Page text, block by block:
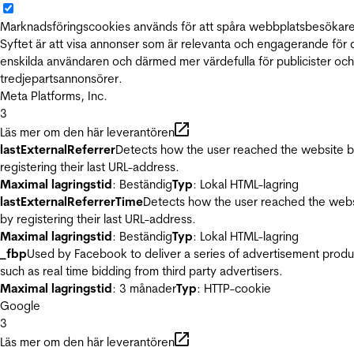
Marknadsföringscookies används för att spåra
Syftet är att visa annonser som är relevanta och engagerande för
enskilda användaren och därmed mer värdefulla för publicister och
tredjepartsannonsörer.
Meta Platforms, Inc.
3
Läs mer om den här leverantören
lastExternalReferrerDetects how the user reached the website
registering their last URL-address.
Maximal lagringstid: BeständigTyp: Lokal HTML-lagring
lastExternalReferrerTimeDetects how the user reached the
by registering their last URL-address.
Maximal lagringstid: BeständigTyp: Lokal HTML-lagring
_fbpUsed by Facebook to deliver a series of advertisement
such as real time bidding from third party advertisers.
Maximal lagringstid: 3 månaderTyp: HTTP-cookie
Google
3
Läs mer om den här leverantören